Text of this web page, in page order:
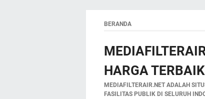
BERANDA
HARGA
MEDIAFILTERAIR.NET ADALAH
FASILITAS PUBLIK DI SELURUH